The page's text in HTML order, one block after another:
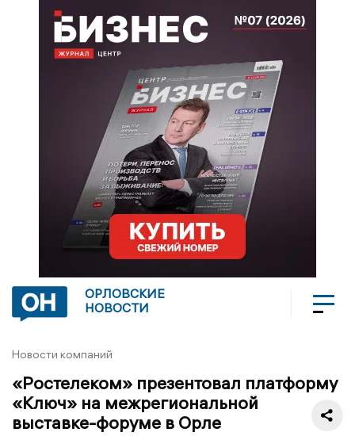
ОРЛОВСКИЕ
НОВОСТИ
Новости компаний
«Ростелеком» презентовал платформу
«Ключ» на межрегиональной
выставке-форуме в Орле